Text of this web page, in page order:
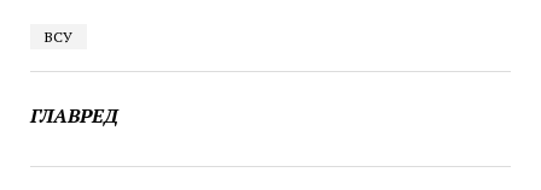
ВСУ
ГЛАВРЕД